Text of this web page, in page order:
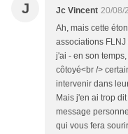
J Jc Vincent 20/08/
Ah, mais cette
associations
j'ai - en son
côtoyé<br />
intervenir dans
Mais j'en ai trop
message
qui vous fera